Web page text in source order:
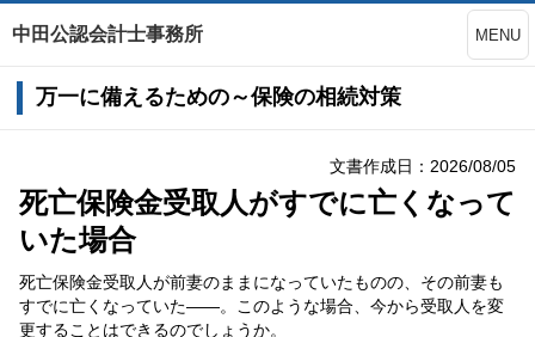
中田公認会計士事務所 MENU
万一に備えるための～保険の相続対策
文書作成日：2026/08/05
死亡保険金受取人がすでに亡くなって
いた場合
死亡保険金受取人が前妻のままになっていたものの、その前妻も
すでに亡くなっていた――。このような場合、今から受取人を変
更することはできるのでしょうか。